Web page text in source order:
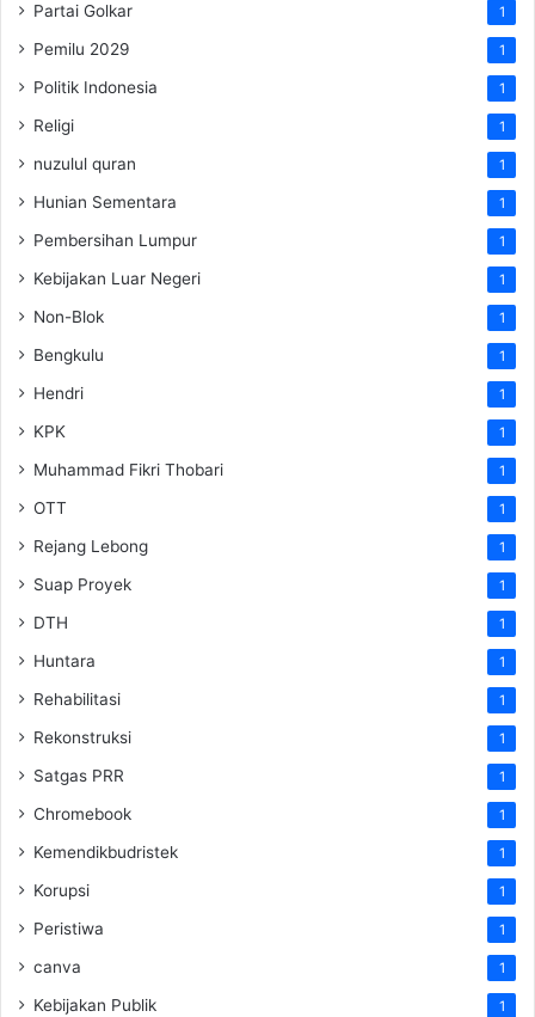
Partai Golkar 1
Pemilu 2029 1
Politik Indonesia 1
Religi 1
nuzulul quran 1
Hunian Sementara 1
Pembersihan Lumpur 1
Kebijakan Luar Negeri 1
Non-Blok 1
Bengkulu 1
Hendri 1
KPK 1
Muhammad Fikri Thobari 1
OTT 1
Rejang Lebong 1
Suap Proyek 1
DTH 1
Huntara 1
Rehabilitasi 1
Rekonstruksi 1
Satgas PRR 1
Chromebook 1
Kemendikbudristek 1
Korupsi 1
Peristiwa 1
canva 1
Kebijakan Publik 1